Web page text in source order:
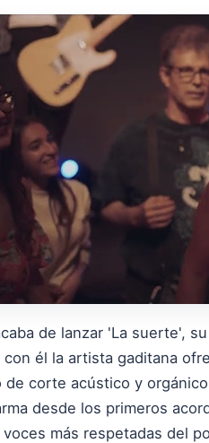
de lanzar 'La suerte',
con él la artista gaditana
de corte acústico y
desde los primeros
más respetadas del